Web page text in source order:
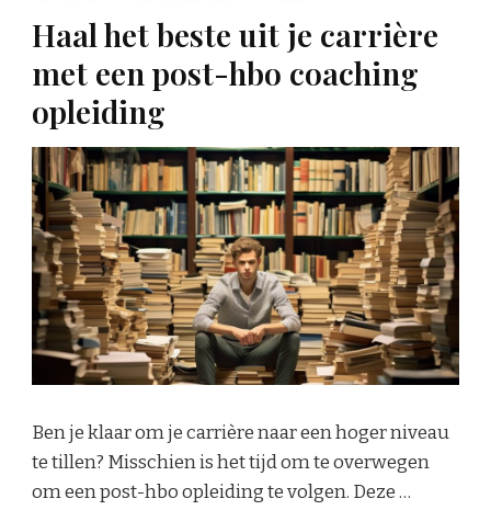
Haal het beste uit je carrière
met een post-hbo coaching
opleiding
Ben je klaar om je carrière naar een hoger niveau
te tillen? Misschien is het tijd om te overwegen
om een post-hbo opleiding te volgen. Deze …